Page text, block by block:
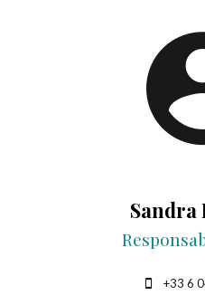
Sandra
+33 6